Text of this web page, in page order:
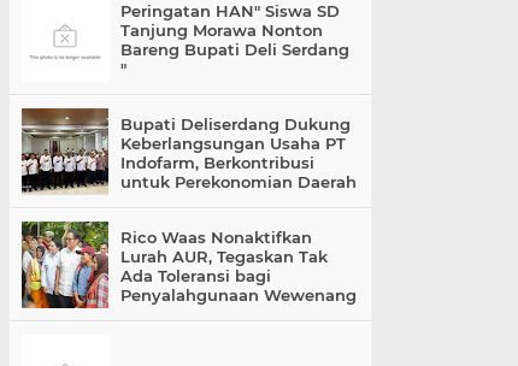
Peringatan HAN" Siswa SD
Tanjung Morawa Nonton
Bareng Bupati Deli Serdang
"
Bupati Deliserdang Dukung
Keberlangsungan Usaha PT
Indofarm, Berkontribusi
untuk Perekonomian Daerah
Rico Waas Nonaktifkan
Lurah AUR, Tegaskan Tak
Ada Toleransi bagi
Penyalahgunaan Wewenang